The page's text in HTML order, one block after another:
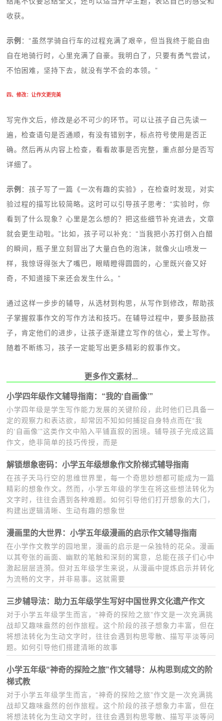
收获。
示例 ：“虽然学骑自行车的过程充满了艰辛，但当我终于能自由
自在地骑行时，心里充满了自豪。我明白了，只要有勇气尝试，
不怕困难，坚持下去，就没有学不会的本领。”
四、修改：让作文更完美
写完作文后，修改是必不可少的环节。可以让孩子自己先读一
遍，检查语句是否通顺，有没有错别字，标点符号使用是否正
确。然后再从内容上检查，看看故事是否完整，重点部分是否写
详细了。
示例 ：孩子写了一篇《一次有趣的实验》，在检查时发现，对实
验过程的描写比较简略。这时可以引导孩子思考：“实验时，你
看到了什么现象？心里是怎么想的？把这些细节补充进去，文章
就会更生动啦。”比如，孩子可以补充：“当我把小苏打倒入白醋
的瞬间，瓶子里立刻冒出了大量白色的泡沫，就像火山喷发一
样，我惊讶得张大了嘴巴，眼睛瞪得圆圆的，心里既兴奋又好
奇，不知道接下来还会发生什么。”
通过这样一步步的辅导，从选材到构思，从写作到修改，帮助孩
子掌握叙事作文的写作方法和技巧。在辅导过程中，要多鼓励孩
子，肯定他们的进步，让孩子逐渐建立写作的信心，爱上写作。
随着不断练习，孩子一定能写出更多精彩的叙事作文。
更多作文素材...
小学四年级作文辅导指南：“我的‘自画像’”
小学四年级是学生写作能力发展的关键阶段，此时他们已具备一
定的观察力和表达欲，却常因不知如何捕捉自身特点而在“我
的‘自画像’”这类作文中陷入平铺直叙的困境。辅导孩子完成这篇
作文，绝非简单的技巧传授，而是
解锁想象密码：小学五年级想象作文阶梯式辅导指南
在孩子天马行空的思维世界里，每一个奇思妙想都可能成为一篇
精彩的想象作文。然而，小学五年级的学生在将这些想法转化为
文字时，往往会遇到各种难题。如何引导他们打开想象的大门，
构建出逻辑清晰、生动有趣的想象世
漫画里的大世界：小学五年级漫画的启示作文辅导指南
在小学作文教学的园地里，漫画的启示是一朵独特的花朵。漫画
以其夸张的画面、幽默的笔触和深刻的寓意，总能在孩子们心中
激起层层涟漪。但对五年级学生来说，从漫画中提炼启示并转化
为流畅的文字，并非易事。这就需要
三步辅导法：助力五年级学生写好中国世界文化遗产作文
对于小学五年级学生而言，“神奇的探险之旅”作文是一次充满挑
战却又趣味盎然的创作旅程。这个阶段的孩子想象力丰富，但在
将想法转化为生动文字时，往往会遇到构思零散、描写平淡等问
题。如何引导他们搭建清晰的故事
小学五年级“神奇的探险之旅”作文辅导：从构思到成文的阶
梯式教
对于小学五年级学生而言，“神奇的探险之旅”作文是一次充满挑
战却又趣味盎然的创作旅程。这个阶段的孩子想象力丰富，但在
将想法转化为生动文字时，往往会遇到构思零散、描写平淡等问